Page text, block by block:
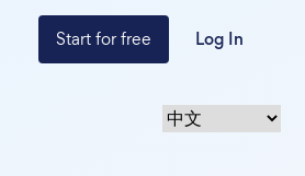
Start for free Log In